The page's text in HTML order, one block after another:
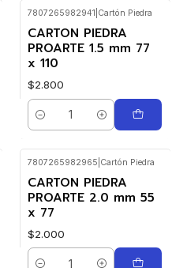
7807265982941 Cartón Piedra
CARTON PIEDRA
PROARTE 1.5 mm 77
x 110
$2.800
Cantidad
7807265982965 Cartón Piedra
CARTON PIEDRA
PROARTE 2.0 mm 55
x 77
$2.000